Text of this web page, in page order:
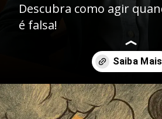
Descubra como agir
é falsa!
Opening